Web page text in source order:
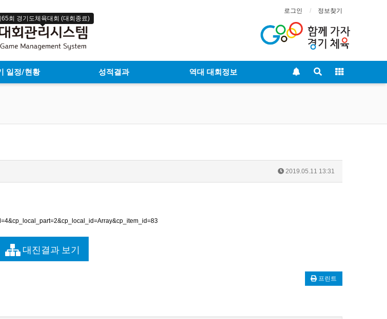
로그인
정보찾기
65회 경기도체육대회 (대회종료)
일정/현황 성적결과 역대 대회정보
2019.05.11 13:31
대진결과 보기
프린트